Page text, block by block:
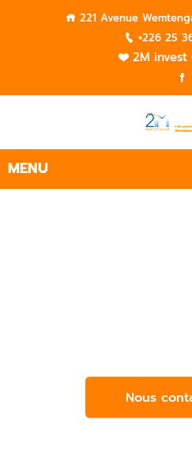
221 Avenue
+226 25
2M invest
Nous